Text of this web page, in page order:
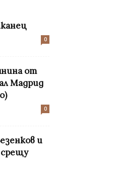
0
от
Мадрид
0
и